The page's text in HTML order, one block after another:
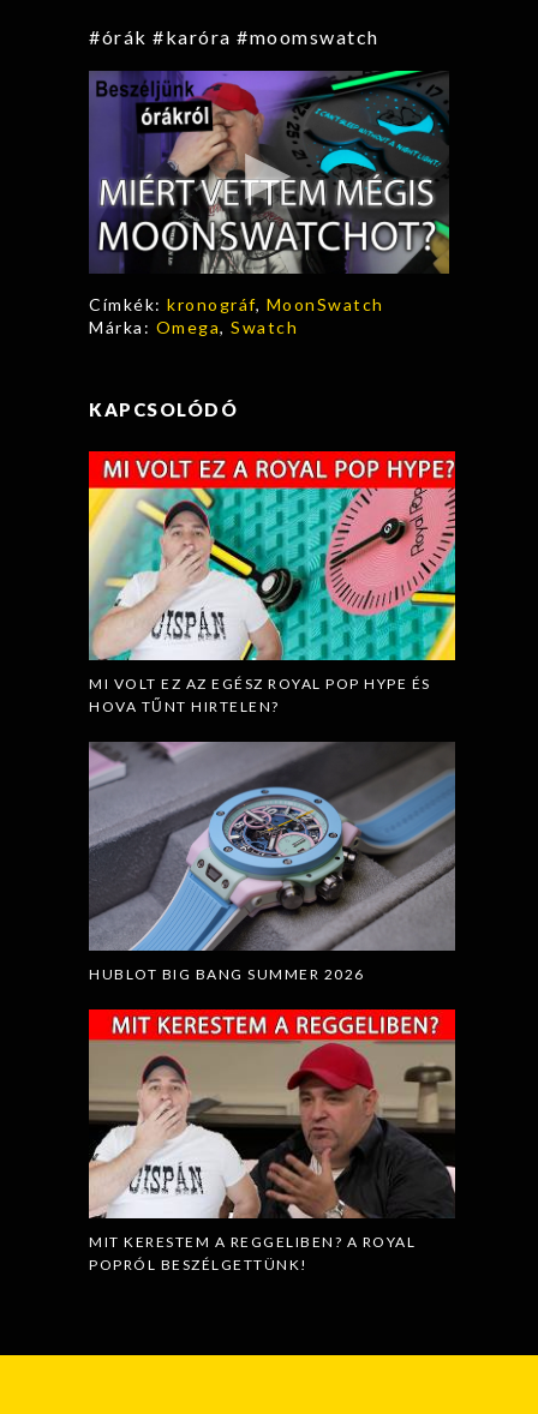
#órák #karóra #moomswatch
Címkék: kronográf, MoonSwatch
Márka: Omega, Swatch
KAPCSOLÓDÓ
MI VOLT EZ AZ EGÉSZ ROYAL POP HYPE ÉS
HOVA TŰNT HIRTELEN?
HUBLOT BIG BANG SUMMER 2026
MIT KERESTEM A REGGELIBEN? A ROYAL
POPRÓL BESZÉLGETTÜNK!